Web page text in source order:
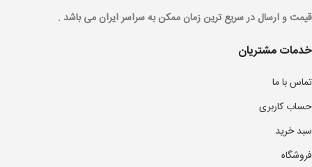
قیمت و ارسال در سریع ترین زمان ممکن به سراسر ایران می باشد .
خدمات مشتریان
تماس با ما
حساب کاربری
سبد خرید
فروشگاه